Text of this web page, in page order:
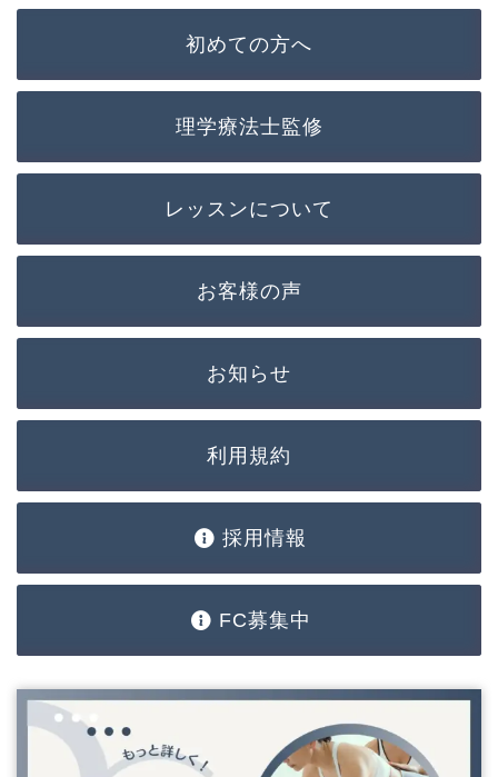
初めての方へ
理学療法士監修
レッスンについて
お客様の声
お知らせ
利用規約
採用情報
FC募集中